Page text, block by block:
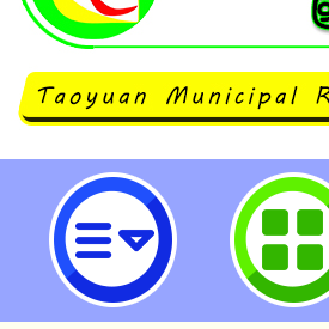
「淨土之巔土壤及
水保護電競賽」活